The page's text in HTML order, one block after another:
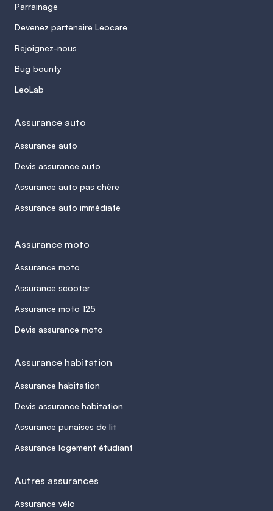
Parrainage
Devenez partenaire Leocare
Rejoignez-nous
Bug bounty
LeoLab
Assurance auto
Assurance auto
Devis assurance auto
Assurance auto pas chère
Assurance auto immédiate
Assurance moto
Assurance moto
Assurance scooter
Assurance moto 125
Devis assurance moto
Assurance habitation
Assurance habitation
Devis assurance habitation
Assurance punaises de lit
Assurance logement étudiant
Autres assurances
Assurance vélo